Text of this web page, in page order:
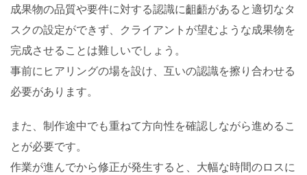
成果物の品質や要件に対する認識に齟齬があると適切なタ
スクの設定ができず、クライアントが望むような成果物を
完成させることは難しいでしょう。
事前にヒアリングの場を設け、互いの認識を擦り合わせる
必要があります。
また、制作途中でも重ねて方向性を確認しながら進めるこ
とが必要です。
作業が進んでから修正が発生すると、大幅な時間のロスに